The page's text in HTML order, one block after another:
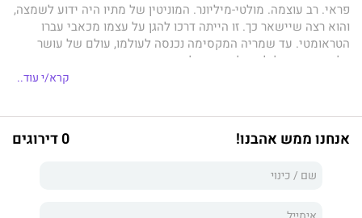
פראי. רב עוצמה. מולטי-מיליונר. המוניטין של מתיו היה ידוע לשמצה,
והוא רצה שיישאר כך. זו הייתה דרכו להגן על עצמו מכאבי עברו
הטראומטי. עד שמריה המקסימה נכנסה לעולמו, עולם של עושר
בלתי נתפס, ובלילה של תשוקה לוהטת סיבכה את חייו המאורגנים
הכרזה שגורמת לו להטיל ספק בכל.
קרא/י עוד..
אנחנו ממש אהבנו! 0 דירוגים